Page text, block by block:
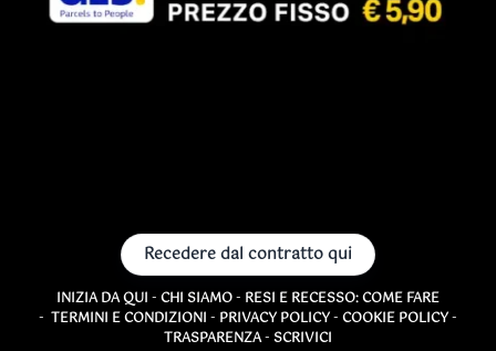
Recedere dal contratto qui
INIZIA DA QUI - CHI SIAMO- RESI E RECESSO: COME FARE
- TERMINI E CONDIZIONI - PRIVACY POLICY- COOKIE POLICY-
TRASPARENZA- SCRIVICI